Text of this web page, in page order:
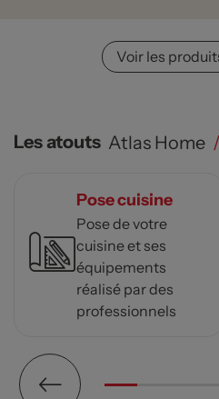
Voir les
Les atouts Atlas Home /
Pose cuisine
Pose de votre
cuisine et ses
équipements
réalisé par des
professionnels